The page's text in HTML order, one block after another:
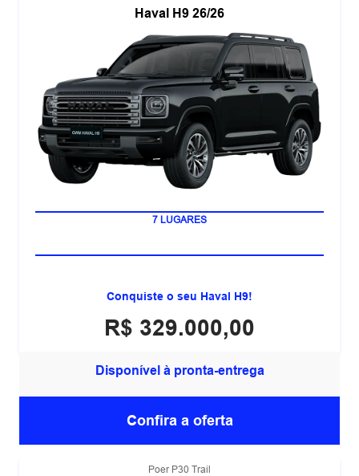
Haval H9 26/26
Conquiste o seu Haval H9!
R$ 329.000,00
Disponível à pronta-entrega
Confira a oferta
Poer P30 Trail